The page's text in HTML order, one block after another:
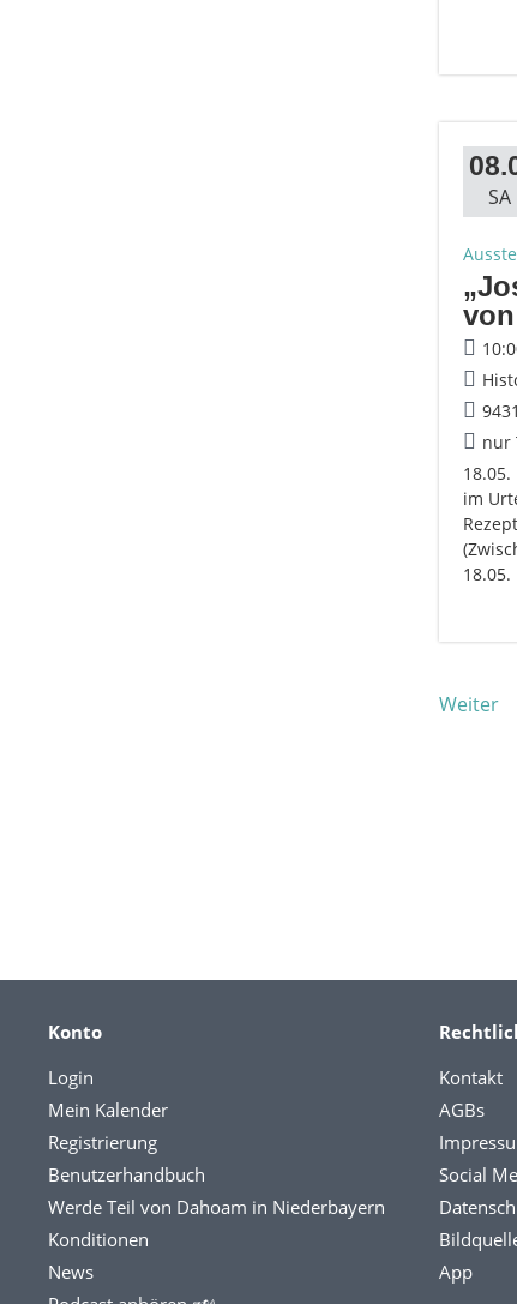
SA
nur
im
Weiter
Konto
Login
Mein Kalender
Registrierung
Benutzerhandbuch
Werde Teil von Dahoam in Niederbayern
Konditionen
News
Kontakt
AGBs
Social
App